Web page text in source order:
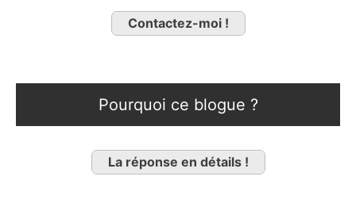
Contactez-moi !
Pourquoi ce blogue ?
La réponse en détails !